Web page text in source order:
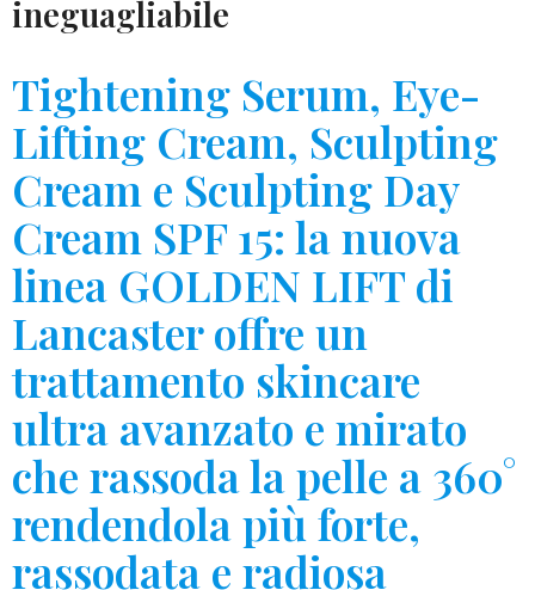
ineguagliabile
Tightening Serum, Eye-
Lifting Cream, Sculpting
Cream e Sculpting Day
Cream SPF 15: la nuova
linea GOLDEN LIFT di
Lancaster offre un
trattamento skincare
ultra avanzato e mirato
che rassoda la pelle a 360°
rendendola più forte,
rassodata e radiosa